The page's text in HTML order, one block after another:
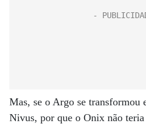
Mas, se o Argo se transformou
Nivus, por que o Onix não